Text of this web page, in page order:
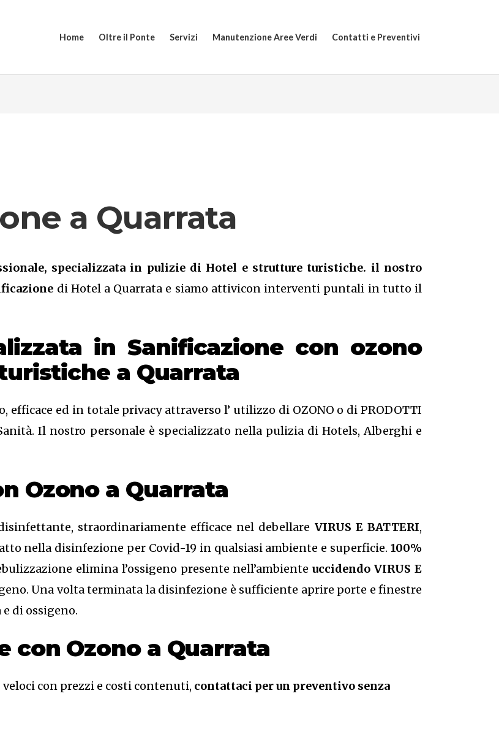
Home Oltre il Ponte Servizi Manutenzione Aree Verdi Contatti e Preventivi
a Quarrata
specializzata in pulizie di Hotel e strutture turistiche. il nostro
di Hotel a Quarrata e siamo attivicon interventi puntali in tutto il
in Sanificazione con ozono
a Quarrata
ed in totale privacy attraverso l’ utilizzo di OZONO o di PRODOTTI
Il nostro personale è specializzato nella pulizia di Hotels, Alberghi e
Ozono a Quarrata
straordinariamente efficace nel debellare VIRUS E BATTERI,
nella disinfezione per Covid-19 in qualsiasi ambiente e superficie. 100%
elimina l’ossigeno presente nell’ambienteuccidendo VIRUS E
Una volta terminata la disinfezione è sufficiente aprire porte e finestre
di ossigeno.
con Ozono a Quarrata
con prezzi e costi contenuti, contattaci per un preventivo senza